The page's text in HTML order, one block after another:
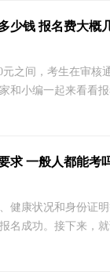
少钱 报名费大概
元之间，考生在审
和小编一起来看看
求 一般人都能考
健康状况和身份证
名成功。接下来，